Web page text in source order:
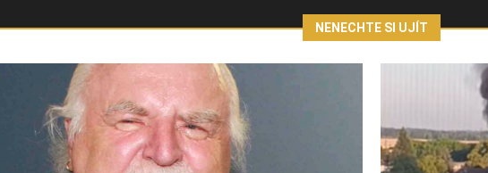
NENECHTE SI UJÍT